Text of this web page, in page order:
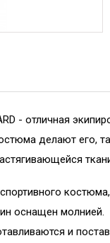
- отличная
делают его,
оснащен молнией.
и